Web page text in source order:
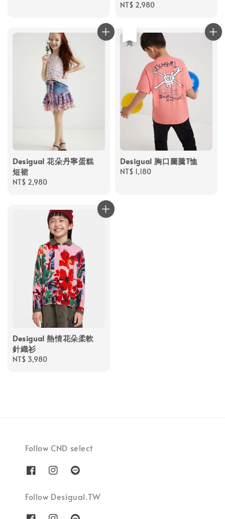
Regular
NT$ 2,980
Desigual 花朵丹寧蛋糕
短裙
Regular
NT$ 2,980
Desigual 胸口圖騰T恤
Regular
NT$ 1,180
Desigual 熱情花朵柔軟
針織衫
Regular
NT$ 3,980
Follow CND select
Follow Desigual.TW